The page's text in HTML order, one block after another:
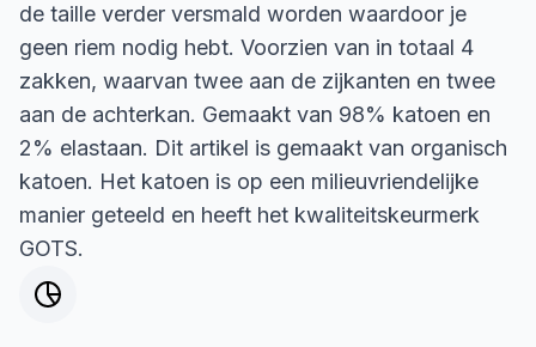
de taille verder versmald worden waardoor je
geen riem nodig hebt. Voorzien van in totaal 4
zakken, waarvan twee aan de zijkanten en twee
aan de achterkan. Gemaakt van 98% katoen en
2% elastaan. Dit artikel is gemaakt van organisch
katoen. Het katoen is op een milieuvriendelijke
manier geteeld en heeft het kwaliteitskeurmerk
GOTS.